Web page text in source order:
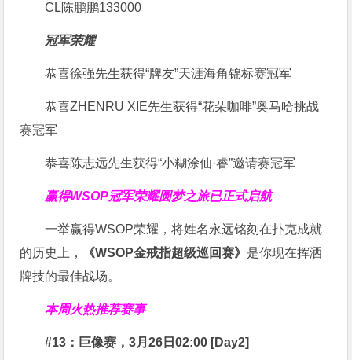
CL陈鹏鹏133000
冠军荣耀
恭喜徐强先生获得“牌友”天涯海角锦标赛冠军
恭喜ZHENRU XIE先生获得“花朵咖啡”奥马哈挑战
赛冠军
恭喜陈志远先生获得“小糊涂仙·睿”邀请赛冠军
赢得WSOP冠军荣耀圆梦之旅已正式启航
一举赢得WSOP荣耀，将姓名永远铭刻在扑克成就
的历史上，
《WSOP金戒指超级巡回赛》 是你现在挥洒
牌技的最佳战场。
本周火热推荐赛事
#13：巨像赛，3月26日02:00 [Day2]